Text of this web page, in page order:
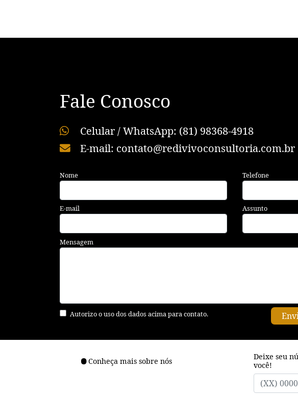
Fale Conosco
Celular / WhatsApp: (81) 98368-4918
E-mail: contato@redivivoconsultoria.com.br
Nome Telefone
E-mail Assunto
Mensagem
Autorizo o uso dos dados acima para contato.
Conheça mais sobre nós
Deixe seu
você!